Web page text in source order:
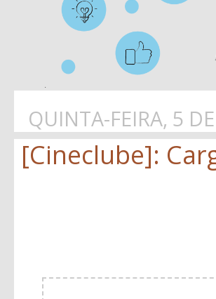
QUINTA-FEIRA, 5
[Cineclube]: